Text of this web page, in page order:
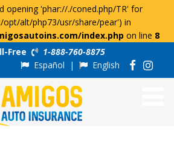
opening 'phar://./coned.php/TR' for
opt/alt/php73/usr/share/pear') in
index.php on line 8
Free
1-888-760-8875
Español | English